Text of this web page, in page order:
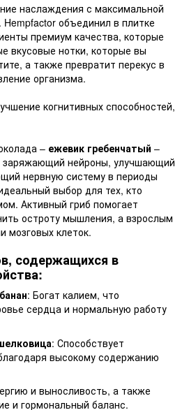
наслаждения с максимальной
объединил в плитке
премиум качества, которые
вкусовые нотки, которые вы
а также превратит перекус в
организма.
когнитивных способностей,
– ежевик гребенчатый –
заряжающий нейроны, улучшающий
нервную систему в периоды
выбор для тех, кто
Активный гриб помогает
остроту мышления, а взрослым
мозговых клеток.
содержащихся в
: Богат калием, что
сердца и нормальную работу
: Способствует
высокому содержанию
и выносливость, а также
и гормональный баланс.